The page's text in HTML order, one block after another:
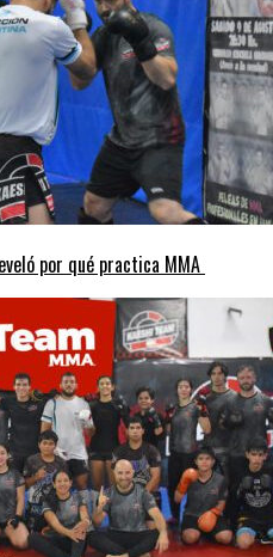
por qué practica MMA